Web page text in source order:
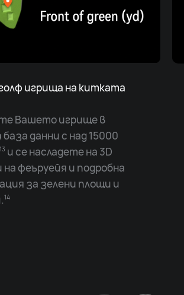
игрища на китката
Вашето игрище в
данни с над 15000
13 и се насладете на 3D
на феъруейя и подробна
за зелени площи и
14